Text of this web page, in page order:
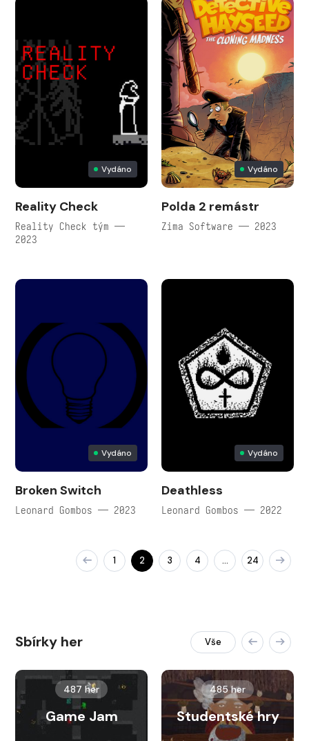
Vydáno
Reality Check
Reality Check tým —
2023
Vydáno
Polda 2 remástr
Zima Software — 2023
Vydáno
Broken Switch
Leonard Gombos — 2023
Vydáno
Deathless
Leonard Gombos — 2022
1 2 3 4 … 24
Sbírky her Vše
487 her
Game Jam
485 her
Studentské hry